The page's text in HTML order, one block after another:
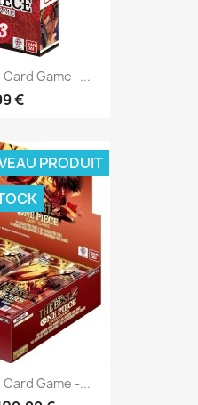
Card Game -...
€
Game -...
PRODUIT